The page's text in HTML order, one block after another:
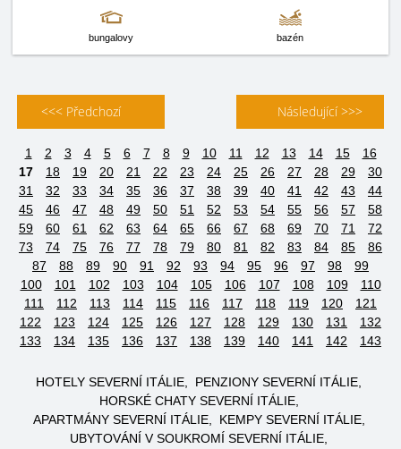
bungalovy bazén
<<< Předchozí Následující >>>
1 2 3 4 5 6 7 8 9 10 11 12 13 14 15
16
17
18 19 20 21 22 23 24 25 26 27 28 29
30
31
32 33 34 35 36 37 38 39 40 41 42 43
44
45
46 47 48 49 50 51 52 53 54 55 56 57
58
59
60 61 62 63 64 65 66 67 68 69 70 71
72
73
74 75 76 77 78 79 80 81 82 83 84 85
86
87
88 89 90 91 92 93 94 95 96 97 98
99
100
101 102 103 104 105 106 107 108 109
110
111
112 113 114 115 116 117 118 119 120
121
122
123 124 125 126 127 128 129 130 131
132
133
134 135 136 137 138 139 140 141 142 143
HOTELY SEVERNÍ ITÁLIE
PENZIONY SEVERNÍ ITÁLIE
HORSKÉ CHATY SEVERNÍ ITÁLIE
APARTMÁNY SEVERNÍ ITÁLIE
KEMPY SEVERNÍ ITÁLIE
UBYTOVÁNÍ V SOUKROMÍ SEVERNÍ ITÁLIE